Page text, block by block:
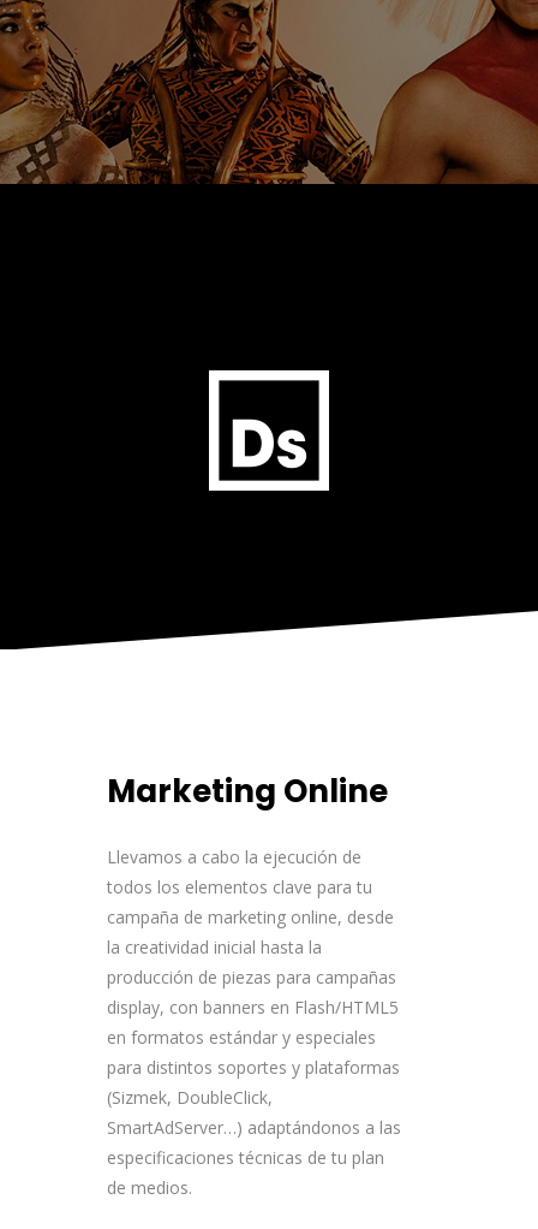
Marketing Online
Llevamos a cabo la ejecución de
todos los elementos clave para tu
campaña de marketing online, desde
la creatividad inicial hasta la
producción de piezas para campañas
display, con banners en Flash/HTML5
en formatos estándar y especiales
para distintos soportes y plataformas
(Sizmek, DoubleClick,
SmartAdServer…) adaptándonos a las
especificaciones técnicas de tu plan
de medios.